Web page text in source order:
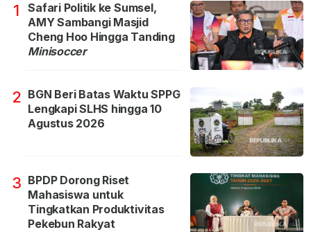
1
Safari Politik ke Sumsel,
AMY Sambangi Masjid
Cheng Hoo Hingga Tanding
Minisoccer
2 BGN Beri Batas Waktu SPPG
Lengkapi SLHS hingga 10
Agustus 2026
3 BPDP Dorong Riset
Mahasiswa untuk
Tingkatkan Produktivitas
Pekebun Rakyat